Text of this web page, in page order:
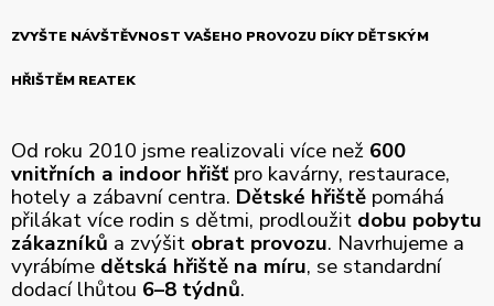
ZVYŠTE NÁVŠTĚVNOST VAŠEHO PROVOZU DÍKY DĚTSKÝM
HŘIŠTĚM REATEK
Od roku 2010 jsme realizovali více než 600
vnitřních a indoor hřišťpro kavárny, restaurace,
hotely a zábavní centra. Dětské hřiště pomáhá
přilákat více rodin s dětmi, prodloužit dobu pobytu
zákazníků a zvýšit obrat provozu. Navrhujeme a
vyrábíme dětská hřiště na míru, se standardní
dodací lhůtou 6–8 týdnů.